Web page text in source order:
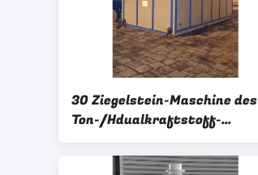
30 Ziegelstein-Maschine des
Ton-/Hdualkraftstoff-
Dampfkessel-AAC